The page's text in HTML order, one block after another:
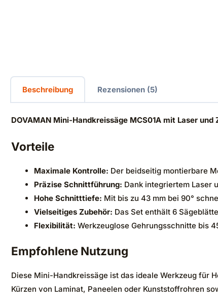
Beschreibung Rezensionen (5)
DOVAMAN Mini-Handkreissäge MCS01A mit Laser
Vorteile
Maximale Kontrolle: Der beidseitig montierbare
Präzise Schnittführung: Dank integriertem Laser
Hohe Schnitttiefe: Mit bis zu 43 mm bei 90°
Vielseitiges Zubehör: Das Set enthält 6
Flexibilität: Werkzeuglose Gehrungsschnitte bis
Empfohlene Nutzung
Diese Mini-Handkreissäge ist das ideale Werkzeug für
Kürzen von Laminat, Paneelen oder Kunststoffrohren